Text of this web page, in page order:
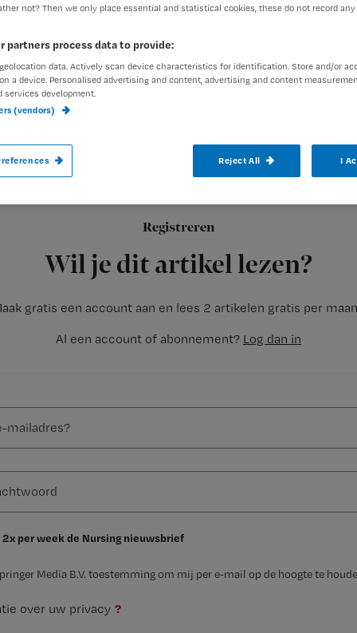
Auteur:
Registreren
Wil je dit artikel lezen?
gratis een account aan en lees 2 artikelen gratis per
Al een account of abonnement? Log dan in
2x per week de Nursing nieuwsbrief
Media B.V. toestemming om mij per e-mail op de hoogte te
over uw privacy ?
Onregelmatige diensten kunnen op
Fysiologie van de Universiteit Leiden,
ging met name bezig met
not? Then we only place essential and statistical cookies, these do not record
partners process data to provide:
data. Actively scan device characteristics for identification. Store and/or
a device. Personalised advertising and content, advertising and content
services development.
(vendors)
Reject All I